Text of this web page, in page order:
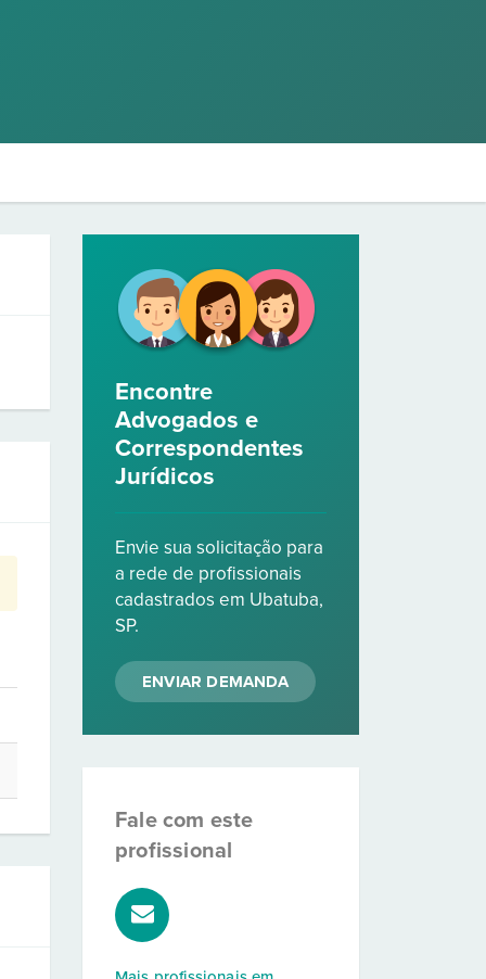
Encontre
Advogados e
Correspondentes
Jurídicos
Envie sua solicitação para
a rede de profissionais
cadastrados em Ubatuba,
SP.
ENVIAR DEMANDA
Fale com este
profissional